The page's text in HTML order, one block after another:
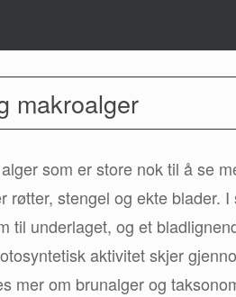
makroalger
som er store nok til å se
stengel og ekte blader.
til underlaget, og et
aktivitet skjer
mer om brunalger og